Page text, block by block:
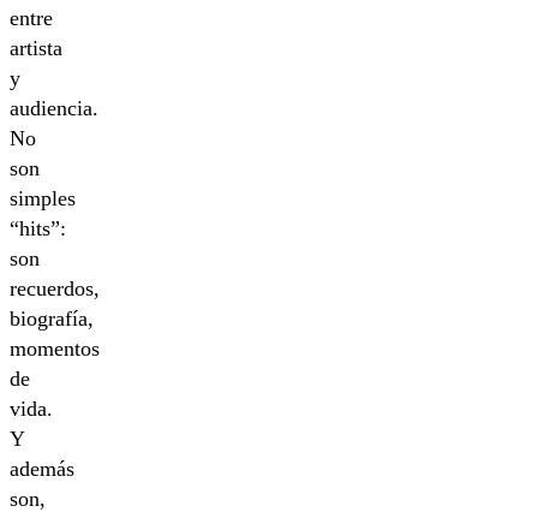
entre
artista
y
audiencia.
No
son
simples
“hits”:
son
recuerdos,
biografía,
momentos
de
vida.
Y
además
son,